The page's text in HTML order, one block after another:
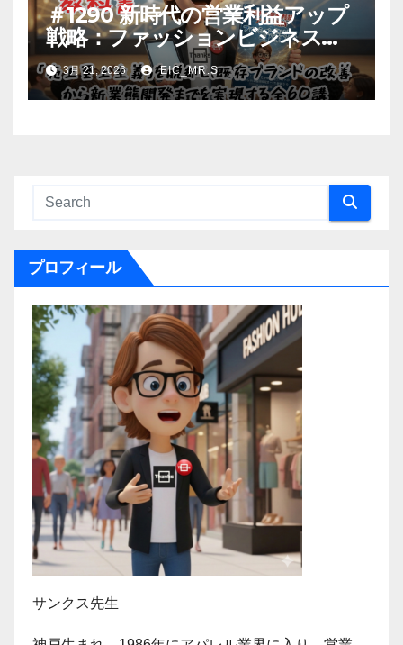
＃1290 新時代の営業利益アップ
戦略：ファッションビジネスの
教科書
3月 21, 2026 EIC_MR.S
プロフィール
サンクス先生